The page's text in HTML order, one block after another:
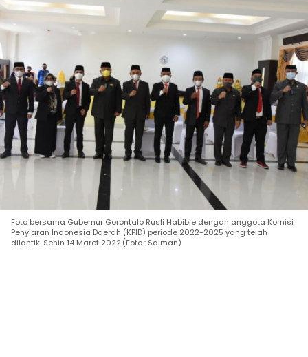
Foto bersama Gubernur Gorontalo Rusli Habibie dengan anggota Komisi
Penyiaran Indonesia Daerah (KPID) periode 2022-2025 yang telah
dilantik. Senin 14 Maret 2022.(Foto : Salman)